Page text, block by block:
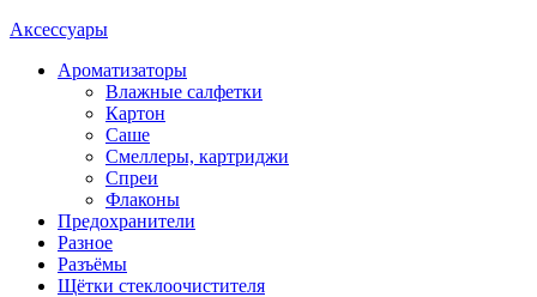
Аксессуары
Ароматизаторы
Влажные салфетки
Картон
Саше
Смеллеры, картриджи
Спреи
Флаконы
Предохранители
Разное
Разъёмы
Щётки стеклоочистителя